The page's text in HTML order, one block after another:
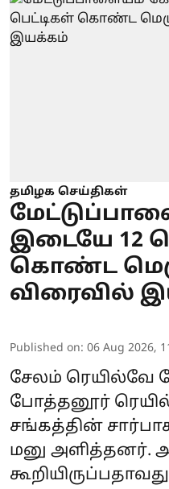
தமிழக செய்திகள்
இடையே 12
கொண்ட
விரைவில்
Published on: 06 Aug 2026,
சேலம் ரெயில்வே
போத்தனூர்
சங்கத்தின்
மனு அளித்தனர்.